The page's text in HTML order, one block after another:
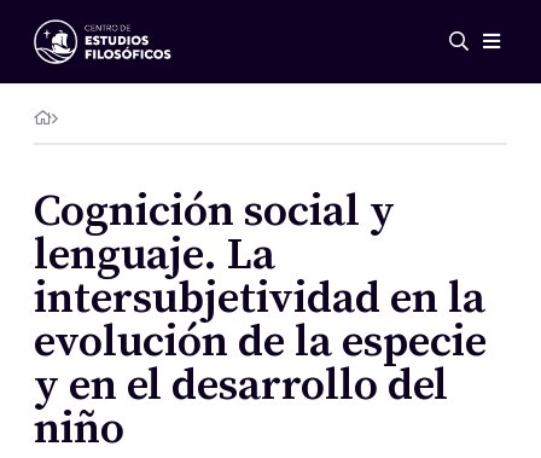
Eventos
Novedades
Investigación
Publicaciones
Galería
ES
EN
Acerca de nosotros
Reglamento
Convenios
Cognición social y
lenguaje. La
intersubjetividad en la
evolución de la especie
y en el desarrollo del
niño